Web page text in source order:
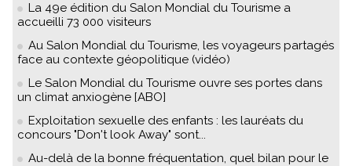
La 49e édition du Salon Mondial du Tourisme a
accueilli 73 000 visiteurs
Au Salon Mondial du Tourisme, les voyageurs partagés
face au contexte géopolitique (vidéo)
Le Salon Mondial du Tourisme ouvre ses portes dans
un climat anxiogène [ABO]
Exploitation sexuelle des enfants : les lauréats du
concours "Don't look Away" sont...
Au-delà de la bonne fréquentation, quel bilan pour le